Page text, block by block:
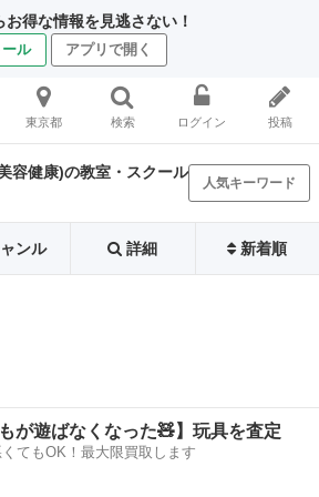
お得な情報を見逃さない！
ル アプリで開く
東京都 検索 ログイン 投稿
容健康)の教室・スクール
人気キーワード
ンル 詳細 新着順
もが遊ばなくなった🧸】玩具を査定
てもOK！最大限買取します